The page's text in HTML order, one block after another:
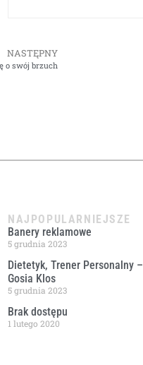
NASTĘPNY
o swój brzuch
NAJPOPULARNIEJSZE
Banery reklamowe
5 grudnia 2023
Dietetyk, Trener Personalny –
Gosia Klos
5 grudnia 2023
Brak dostępu
1 lutego 2020